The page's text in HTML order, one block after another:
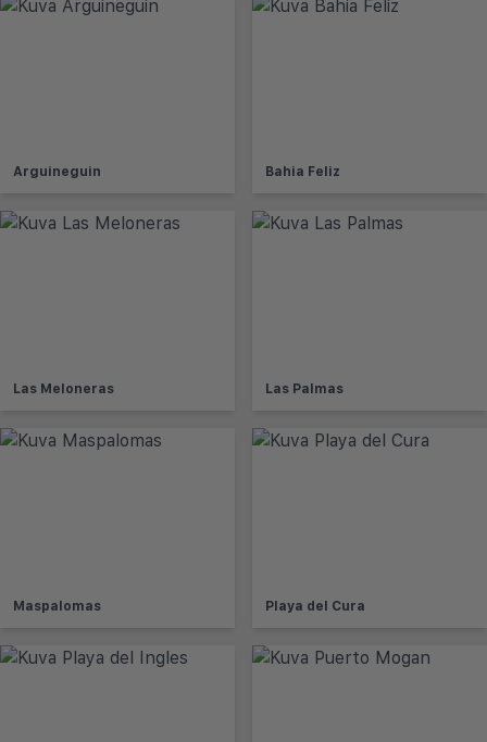
Arguineguin Bahia Feliz
Las Meloneras Las Palmas
Maspalomas Playa del Cura